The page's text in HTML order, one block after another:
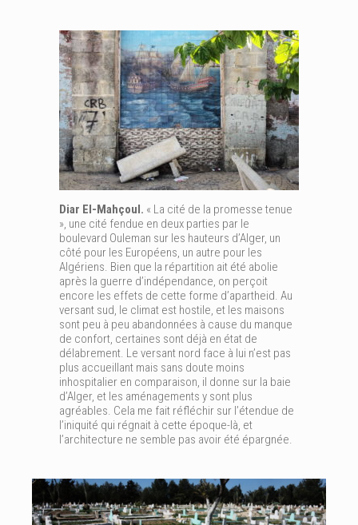
Diar El-Mahçoul. « La cité de la promesse tenue
», une cité fendue en deux parties par le
boulevard Ouleman sur les hauteurs d’Alger, un
côté pour les Européens, un autre pour les
Algériens. Bien que la répartition ait été abolie
après la guerre d’indépendance, on perçoit
encore les effets de cette forme d’apartheid. Au
versant sud, le climat est hostile, et les maisons
sont peu à peu abandonnées à cause du manque
de confort, certaines sont déjà en état de
délabrement. Le versant nord face à lui n’est pas
plus accueillant mais sans doute moins
inhospitalier en comparaison, il donne sur la baie
d’Alger, et les aménagements y sont plus
agréables. Cela me fait réfléchir sur l’étendue de
l’iniquité qui régnait à cette époque-là, et
l’architecture ne semble pas avoir été épargnée.